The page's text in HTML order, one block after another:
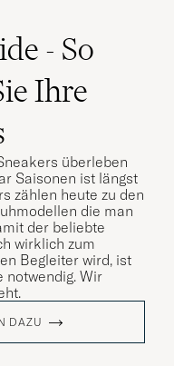
- So
Ihre
überleben
Saisonen ist längst
zählen heute zu den
die man
der beliebte
wirklich zum
Begleiter wird, ist
notwendig. Wir
DAZU